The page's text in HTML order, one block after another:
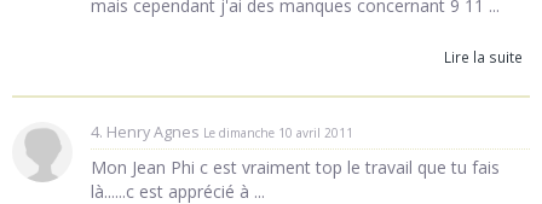
mais cependant j'ai des manques concernant 9 11 ...
Lire la suite
4. Henry Agnes Le dimanche 10 avril 2011
Mon Jean Phi c est vraiment top le travail que tu fais
là......c est apprécié à ...